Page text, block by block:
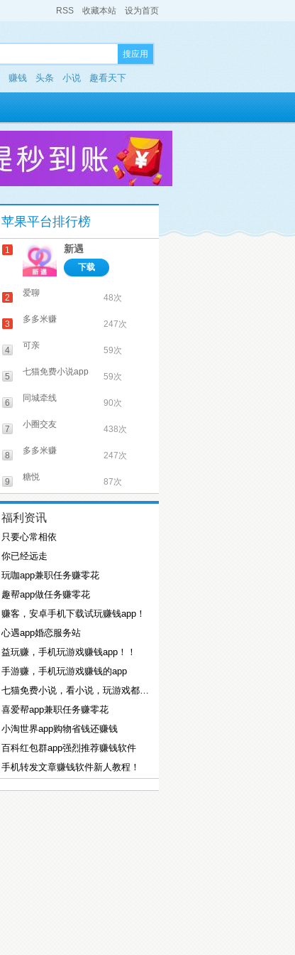
RSS 收藏本站 设为首页
搜应用
赚钱 头条 小说 趣看天下
苹果平台排行榜
1 新遇
下载
2 爱聊 48次
3 多多米赚 247次
4 可亲 59次
5 七猫免费小说app 59次
6 同城牵线 90次
7 小圈交友 438次
8 多多米赚 247次
9 糖悦 87次
福利资讯
只要心常相依
你已经远走
玩咖app兼职任务赚零花
趣帮app做任务赚零花
赚客，安卓手机下载试玩赚钱app！
心遇app婚恋服务站
益玩赚，手机玩游戏赚钱app！！
手游赚，手机玩游戏赚钱的app
七猫免费小说，看小说，玩游戏都能赚钱！！
喜爱帮app兼职任务赚零花
小淘世界app购物省钱还赚钱
百科红包群app强烈推荐赚钱软件
手机转发文章赚钱软件新人教程！